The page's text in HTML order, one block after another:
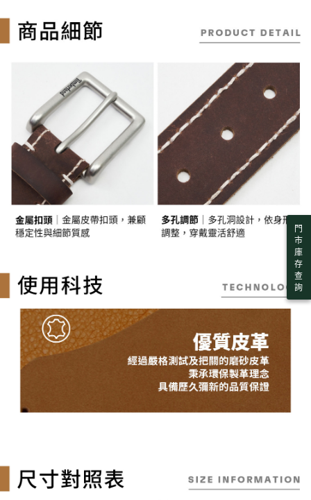
1.本服務係由「台灣大哥大股份有限公司」（以下簡稱本公司）所提供，讓
用戶於交易時，得透過本服務購買商品或服務，並由商店將買賣／分期付款
資料（包含姓名、電話或地址）提供予台灣大哥大進項蒐集、處理及利用，
由本公司與您本人進行分期帳單所需資料之確認、核對及更正。
3.完整用戶服務條款，請詳閱以下連結：
https://oppay.tw/userRule
※ 請注意：結帳手續完成當下不需立刻繳費，但若您需要取消訂單，請聯絡
購買商品的店家。未經商家同意取消之訂單仍視為有效，需透過AFTEE先享
※ 交易是否成功請以「AFTEE先享後付 」之結帳頁面顯示為準，若有關於
是否繳費成功／繳費後需取消欲退款等相關疑問，請聯繫「AFTEE先享後付
客戶支援中心」https://netprotections.freshdesk.com/support/home
【注意事項】
１．透過由恩沛科技股份有限公司提供之「AFTEE先享後付」服務完成之交
易，需依本服務之必要範圍內提供個人資料，並將交易相關給付款項請求債
權轉讓予恩沛科技股份有限公司。
２．關於個人資料處理事宜，請瀏覽以下網址：
https://aftee.tw/terms/#terms3
３．未成年的使用者請事先徵得法定代理人或監護人之同意方可使用
「AFTEE先享後付」，若未經同意申辦者引起之損失，本公司不負相關責
任。
４．使用「AFTEE先享後付」時，將依據個別帳號之用戶狀況，依本公司即
時審查核予不同之上限額度；若仍有額度不足之情形，本公司將視審查結果
恩沛科技股份有限公司將有權停止該用戶之使用額度並採取法律行動。
萊爾富取貨付款
每筆NT$130，滿NT$2,000(含以上)免運費
每筆NT$130，滿NT$2,000(含以上)免運費
7-11取貨付款
每筆NT$130，滿NT$2,000(含以上)免運費
付款後7-11取貨
每筆NT$130，滿NT$2,000(含以上)免運費
每筆NT$130，滿NT$2,000(含以上)免運費
門
市
庫
存
查
詢